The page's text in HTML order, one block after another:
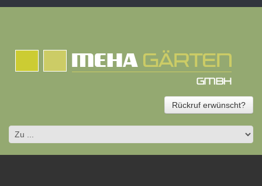
Rückruf erwünscht?